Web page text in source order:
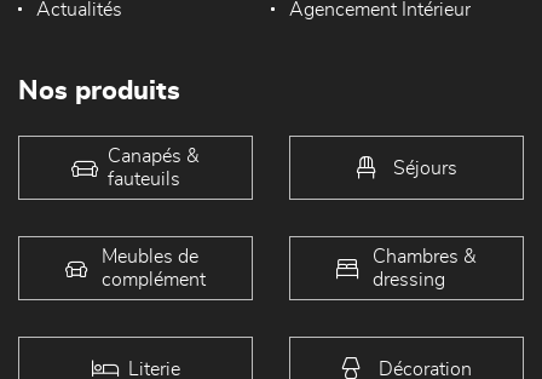
Actualités Agencement Intérieur
Nos produits
Canapés &
fauteuils
Séjours
Meubles de
complément
Chambres &
dressing
Literie Décoration